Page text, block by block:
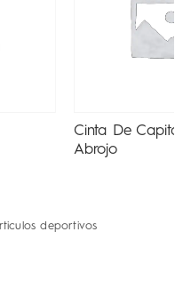
De Capitán Con